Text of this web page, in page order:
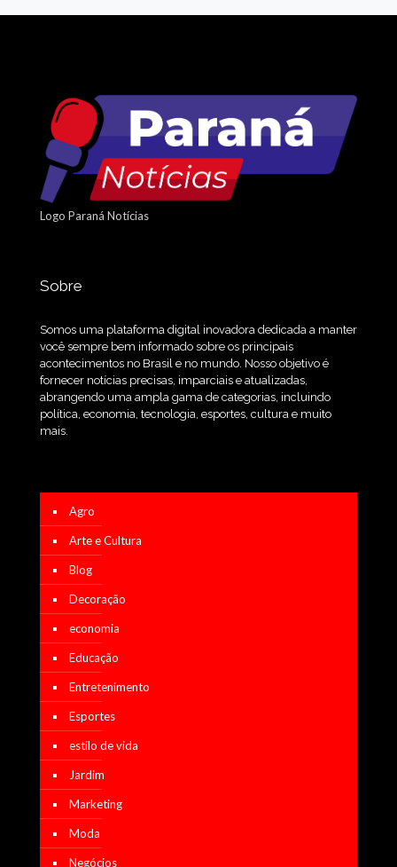
Logo Paraná Notícias
Sobre
Somos uma plataforma digital inovadora dedicada a manter
você sempre bem informado sobre os principais
acontecimentos no Brasil e no mundo. Nosso objetivo é
fornecer notícias precisas, imparciais e atualizadas,
abrangendo uma ampla gama de categorias, incluindo
política, economia, tecnologia, esportes, cultura e muito
mais.
Agro
Arte e Cultura
Blog
Decoração
economia
Educação
Entretenimento
Esportes
estilo de vida
Jardim
Marketing
Moda
Negócios